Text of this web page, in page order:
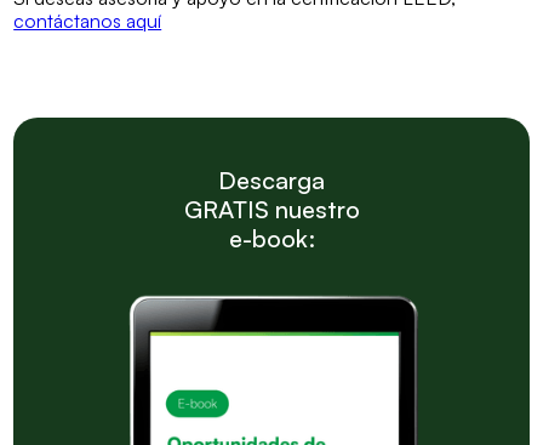
contáctanos aquí
Descarga
GRATIS nuestro
e-book: